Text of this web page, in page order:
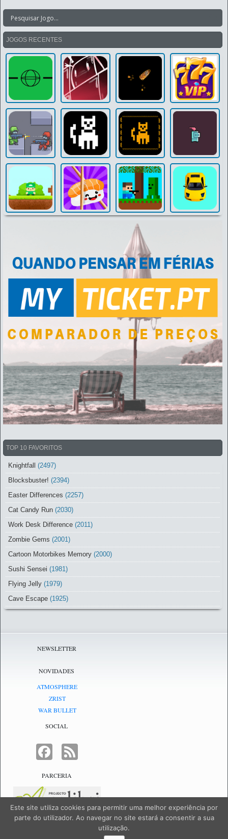
JOGOS RECENTES
TOP 10 FAVORITOS
Knightfall (2497)
Blocksbuster! (2394)
Easter Differences (2257)
Cat Candy Run (2030)
Work Desk Difference (2011)
Zombie Gems (2001)
Cartoon Motorbikes Memory (2000)
Sushi Sensei (1981)
Flying Jelly (1979)
Cave Escape (1925)
NEWSLETTER
NOVIDADES
ATMOSPHERE
ZRIST
WAR BULLET
SOCIAL
FACEBOOK
PARCERIA
NetJogos - powered byNetJogos
Este site utiliza cookies para permitir uma melhor experiência por
parte do utilizador. Ao navegar no site estará a consentir a sua
utilização.